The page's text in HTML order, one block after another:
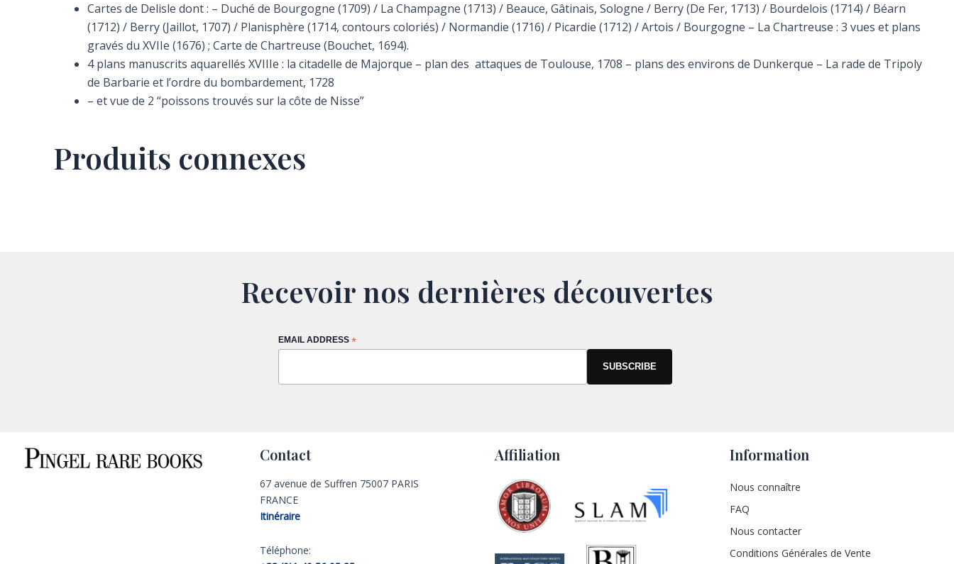
Cartes de Delisle dont : – Duché de Bourgogne (1709) / La Champagne (1713) / Beauce, Gâtinais, Sologne / Berry (De Fer, 1713) / Bourdelois (1714) / Béarn
(1712) / Berry (Jaillot, 1707) / Planisphère (1714, contours coloriés) / Normandie (1716) / Picardie (1712) / Artois / Bourgogne – La Chartreuse : 3 vues et plans
gravés du XVIIe (1676) ; Carte de Chartreuse (Bouchet, 1694).
4 plans manuscrits aquarellés XVIIIe : la citadelle de Majorque – plan des attaques de Toulouse, 1708 – plans des environs de Dunkerque – La rade de Tripoly
de Barbarie et l’ordre du bombardement, 1728
– et vue de 2 “poissons trouvés sur la côte de Nisse”
Produits connexes
Recevoir nos dernières découvertes
EMAIL ADDRESS *
Contact
67 avenue de Suffren 75007 PARIS
FRANCE
Itinéraire
Téléphone:
Affiliation Information
Nous connaître
FAQ
Nous contacter
Conditions Générales de Vente